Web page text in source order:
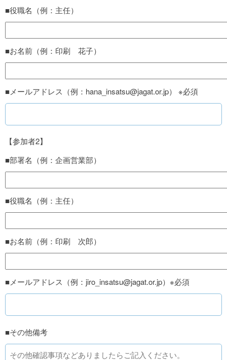
■役職名（例：主任）
■お名前（例：印刷 花子）
■メールアドレス（例：hana_insatsu@jagat.or.jp） ※必須
【参加者2】
■部署名（例：企画営業部）
■役職名（例：主任）
■お名前（例：印刷 次郎）
■メールアドレス（例：jiro_insatsu@jagat.or.jp）※必須
■その他備考